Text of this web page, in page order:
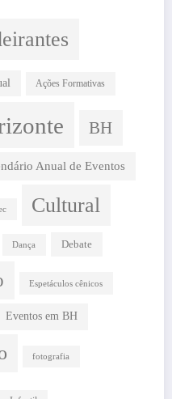
Ações Formativas
BH
Anual de Eventos
Cultural
Dança Debate
Espetáculos cênicos
Eventos em BH
fotografia